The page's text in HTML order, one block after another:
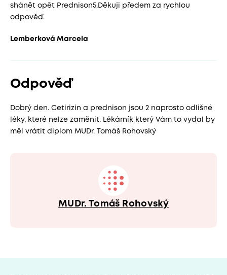
shánět opět Prednison5.Děkuji předem za rychlou
odpověď.
Lemberková Marcela
Odpověď
Dobrý den. Cetirizin a prednison jsou 2 naprosto odlišné
léky, které nelze zaměnit. Lékárník který Vám to vydal by
měl vrátit diplom MUDr. Tomáš Rohovský
MUDr. Tomáš Rohovský